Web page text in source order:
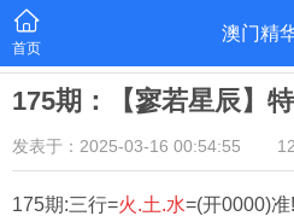
首页
澳门精
175期：【寥若星辰】
发表于：2025-03-16 00:54:55
175期:三行=火.土.水=(开0000)准!